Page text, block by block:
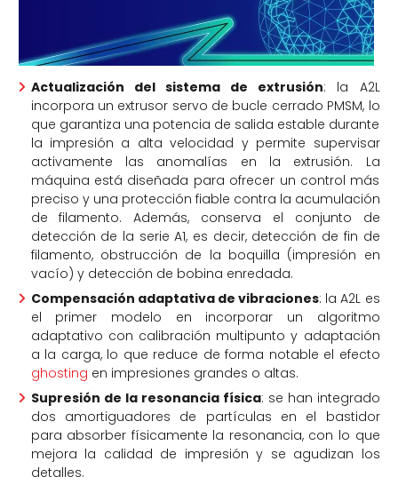
Actualización del sistema de extrusión: la A2L
incorpora un extrusor servo de bucle cerrado PMSM, lo
que garantiza una potencia de salida estable durante
la impresión a alta velocidad y permite supervisar
activamente las anomalías en la extrusión. La
máquina está diseñada para ofrecer un control más
preciso y una protección fiable contra la acumulación
de filamento. Además, conserva el conjunto de
detección de la serie A1, es decir, detección de fin de
filamento, obstrucción de la boquilla (impresión en
vacío) y detección de bobina enredada.
Compensación adaptativa de vibraciones: la A2L es
el primer modelo en incorporar un algoritmo
adaptativo con calibración multipunto y adaptación
a la carga, lo que reduce de forma notable el efecto
ghosting en impresiones grandes o altas.
Supresión de la resonancia física: se han integrado
dos amortiguadores de partículas en el bastidor
para absorber físicamente la resonancia, con lo que
mejora la calidad de impresión y se agudizan los
detalles.